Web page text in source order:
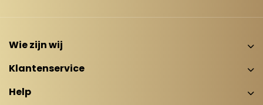
Wie zijn wij
Klantenservice
Help